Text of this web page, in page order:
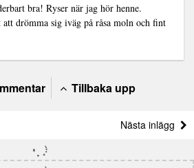
bra! Ryser när jag hör henne.
att drömma sig iväg på råsa moln och fint
Tillbaka upp
Nästa inlägg